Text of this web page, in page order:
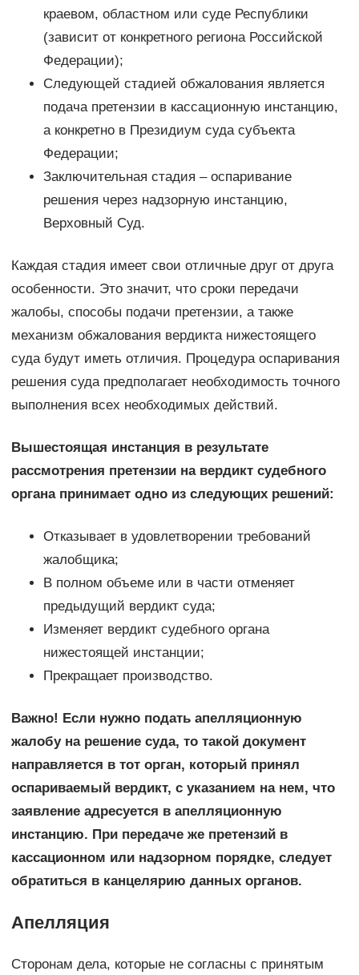
краевом, областном или суде Республики
(зависит от конкретного региона Российской
Федерации);
Следующей стадией обжалования является
подача претензии в кассационную инстанцию,
а конкретно в Президиум суда субъекта
Федерации;
Заключительная стадия – оспаривание
решения через надзорную инстанцию,
Верховный Суд.
Каждая стадия имеет свои отличные друг от друга
особенности. Это значит, что сроки передачи
жалобы, способы подачи претензии, а также
механизм обжалования вердикта нижестоящего
суда будут иметь отличия. Процедура оспаривания
решения суда предполагает необходимость точного
выполнения всех необходимых действий.
Вышестоящая инстанция в результате
рассмотрения претензии на вердикт судебного
органа принимает одно из следующих решений:
Отказывает в удовлетворении требований
жалобщика;
В полном объеме или в части отменяет
предыдущий вердикт суда;
Изменяет вердикт судебного органа
нижестоящей инстанции;
Прекращает производство.
Важно! Если нужно подать апелляционную
жалобу на решение суда, то такой документ
направляется в тот орган, который принял
оспариваемый вердикт, с указанием на нем, что
заявление адресуется в апелляционную
инстанцию. При передаче же претензий в
кассационном или надзорном порядке, следует
обратиться в канцелярию данных органов.
Апелляция
Сторонам дела, которые не согласны с принятым